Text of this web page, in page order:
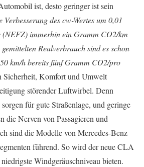
ist, desto geringer ist sein
Verbesserung des cw-Wertes um 0,01
(NEFZ) immerhin ein Gramm CO2/km
Realverbrauch sind es schon
km/h bereits fünf Gramm CO2/pro
Sicherheit, Komfort und Umwelt
störender Luftwirbel. Denn
für gute Straßenlage, und geringe
die Nerven von Passagieren und
sind die Modelle von Mercedes-Benz
führend. So wird der neue CLA
Windgeräuschniveau bieten.